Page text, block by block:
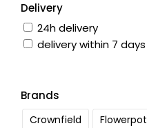
Delivery
24h delivery
delivery within 7 days
Brands
Crownfield Flowerpot